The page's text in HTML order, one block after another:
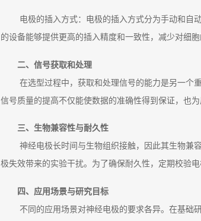
电极的插入方式：电极的插入方式分为手动和自
的设备能够提供更高的插入精度和一致性，减少对细
二、信号获取和处理
在选型过程中，获取和处理信号的能力是另一个
信号质量的提高不仅能使数据的准确性得到保证，也为
三、生物兼容性与耐久性
神经电极长时间与生物组织接触，因此其生物兼
极失效带来的实验干扰。为了确保耐久性，定期校验电
四、应用场景与研究目标
不同的应用场景对神经电极的要求各异。在基础